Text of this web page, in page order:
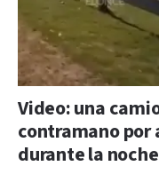
Video: una
contramano por
durante la